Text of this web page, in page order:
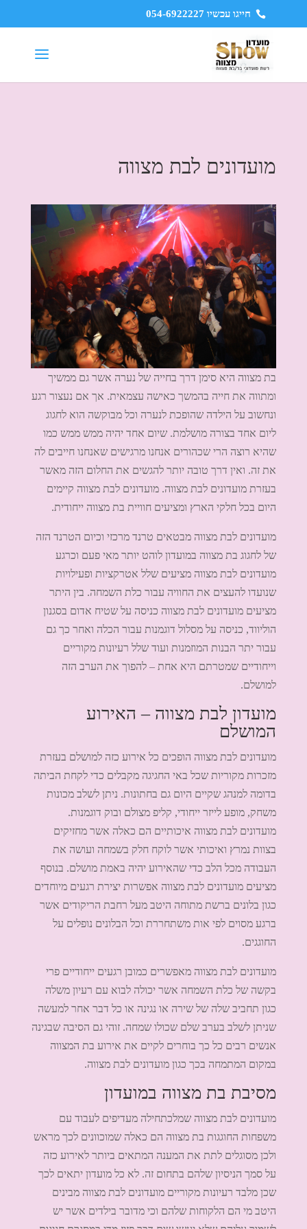
חייגו עכשיו 054-6922227
מועדונים לבת מצווה
בת מצווה היא סימן דרך בחייה של נערה אשר גם ממשיך
ומתווה את חייה בהמשך כאישה עצמאית. אך אם נעצור רגע
ונחשוב על הילדה שהופכת לנערה וכל מבוקשה הוא לחגוג
ליום אחד בצורה מושלמת. שיום אחד יהיה ממש ממש כמו
שהיא רוצה הרי שכהורים אנחנו מרגישים שאנחנו חייבים לה
את זה. ואין דרך טובה יותר להגשים את החלום הזה מאשר
בעזרת מועדונים לבת מצווה. מועדונים לבת מצווה קיימים
היום בכל חלקי הארץ ומציעים חוויית בת מצווה ייחודית.
מועדונים לבת מצווה מבטאים טרנד מרכזי וכיום הטרנד הזה
של לחגוג בת מצווה במועדון לוהט יותר מאי פעם וכרגע
מועדונים לבת מצווה מציעים שלל אטרקציות ופעילויות
שנועדו להעצים את החוויה עבור כלת השמחה. בין היתר
מציעים מועדונים לבת מצווה כניסה על שטיח אדום בסגנון
הוליווד, כניסה על מסלול דוגמנות עבור הכלה ואחר כך גם
עבור יתר הבנות המוזמנות ועוד שלל רעיונות מקוריים
וייחודיים שמטרתם היא אחת – להפוך את הערב הזה
למושלם.
מועדון לבת מצווה – האירוע
המושלם
מועדונים לבת מצווה הופכים כל אירוע כזה למושלם בעזרת
מזכרות מקוריות שכל באי החגיגה מקבלים כדי לקחת הביתה
בדומה למנהג שקיים היום גם בחתונות. ניתן לשלב מכונות
משחק, מופע לייזר ייחודי, קליפ מצולם ובוק דוגמנות.
מועדונים לבת מצווה איכותיים הם כאלה אשר מחזיקים
בצוות נמרץ ואיכותי אשר לוקח חלק בשמחה ועושה את
העבודה מכל הלב כדי שהאירוע יהיה באמת מושלם. בנוסף
מציעים מועדונים לבת מצווה אפשרות יצירת רגעים מיוחדים
כגון בלונים ברשת מתוחה היטב מעל רחבת הריקודים אשר
ברגע מסוים לפי אות משתחררת וכל הבלונים נופלים על
החוגגים.
מועדונים לבת מצווה מאפשרים כמובן רגעים ייחודיים פרי
בקשה של כלת השמחה אשר יכולה לבוא עם רעיון משלה
כגון תחביב שלה של שירה או נגינה או כל דבר אחר למעשה
שניתן לשלב בערב שלם שכולו שמחה. זוהי גם הסיבה שבגינה
אנשים רבים כל כך בוחרים לקיים את אירוע בת המצווה
במקום המתמחה בכך כגון מועדונים לבת מצווה.
מסיבת בת מצווה במועדון
מועדונים לבת מצווה שמלכתחילה מעדיפים לעבוד עם
משפחות החוגגות בת מצווה הם כאלה שמוכוונים לכך מראש
ולכן מסוגלים לתת את המענה המתאים ביותר לאירוע כזה
על סמך הניסיון שלהם בתחום זה. לא כל מועדון יתאים לכך
שכן מלבד רעיונות מקוריים מועדונים לבת מצווה מבינים
היטב מי הם הלקוחות שלהם וכי מדובר בילדים אשר יש